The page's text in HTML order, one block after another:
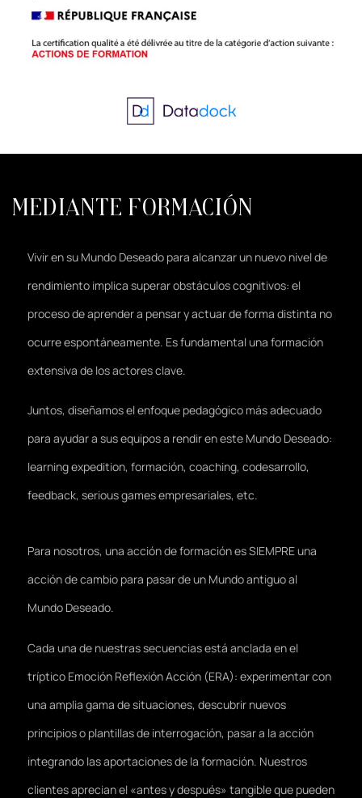
Mediante formación
Vivir en su Mundo Deseado para alcanzar un nuevo nivel de
rendimiento implica superar obstáculos cognitivos: el
proceso de aprender a pensar y actuar de forma distinta no
ocurre espontáneamente. Es fundamental una formación
extensiva de los actores clave.
Juntos, diseñamos el enfoque pedagógico más adecuado
para ayudar a sus equipos a rendir en este Mundo Deseado:
learning expedition, formación, coaching, codesarrollo,
feedback, serious games empresariales, etc.
Para nosotros, una acción de formación es SIEMPRE una
acción de cambio para pasar de un Mundo antiguo al
Mundo Deseado.
Cada una de nuestras secuencias está anclada en el
tríptico Emoción Reflexión Acción (ERA): experimentar con
una amplia gama de situaciones, descubrir nuevos
principios o plantillas de interrogación, pasar a la acción
integrando las aportaciones de la formación. Nuestros
clientes aprecian el «antes y después» tangible que pueden